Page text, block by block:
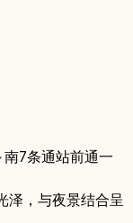
7条通站前通一
泽，与夜景结合呈